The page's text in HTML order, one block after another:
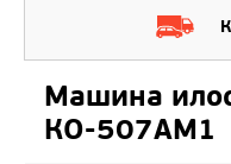
Машина
КО-507АМ1